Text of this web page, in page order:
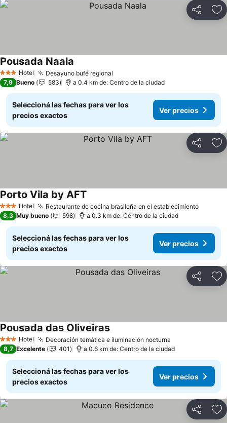
Compartir
3 Estrellas
Hotel Desayuno bufé regional
Pousada Naala
7,9 Bueno 583 a 0.4 km de: Centro de la ciudad
Seleccioná las fechas para ver los
precios exactos
Ver precios
Compartir
3 Estrellas
Hotel Restaurante de cocina brasileña en el establecimientoVer
Porto Vila by AFT
8,3 Muy bueno 598 a 0.3 km de: Centro de la ciudad
Seleccioná las fechas para ver los
precios exactos
Ver precios
Compartir
3 Estrellas
Hotel Decoración temática e iluminación nocturna
Pousada das OliveirasVer precios
8,7 Excelente 401 a 0.6 km de: Centro de la ciudad
Seleccioná las fechas para ver los
precios exactos
Ver precios
Compartir